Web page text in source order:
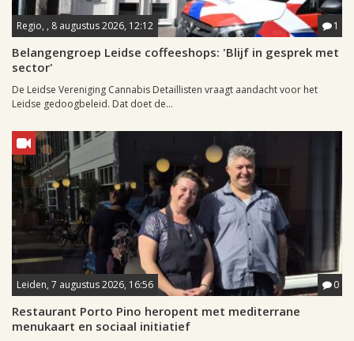
Regio, , 8 augustus 2026, 12:12 1
Belangengroep Leidse coffeeshops: 'Blijf in gesprek met
sector'
De Leidse Vereniging Cannabis Detaillisten vraagt aandacht voor het
Leidse gedoogbeleid. Dat doet de...
Leiden, 7 augustus 2026, 16:56 0
Restaurant Porto Pino heropent met mediterrane
menukaart en sociaal initiatief